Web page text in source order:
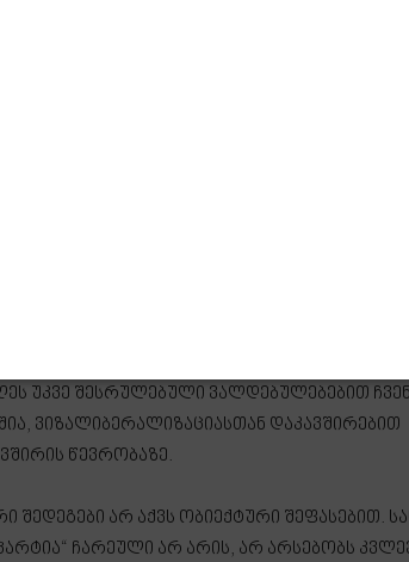
რაღაც არ იცის. მწყობრად
დგას რით დააშანტაჟონ ქართული
შეცვლის მიზნით, – განაცხადა
ლიდერმა, ფრაქცია „ქართული ოცნების“
აღმასრულებელმა მდივანმა, მამუკა
ქართველი ხალხის დაშინების მცდელობისა,
რომ ჩაიხედოს ან ათმა მილიონმა, ის
უკვე შესრულებული ვალდებულებებით
ვიზალიბერალიზაციასთან დაკავშირებით
წევრობაზე.
შედეგები არ აქვს ობიექტური შეფასებით.
ჩარეული არ არის, არ არსებობს